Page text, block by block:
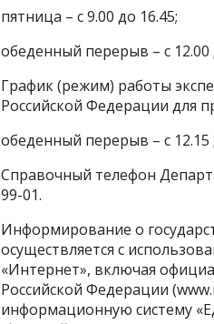
пятница – с 9.00 до 16.45;
обеденный перерыв – с 12.00
График (режим) работы
Российской Федерации для
обеденный перерыв – с 12.15
Справочный телефон
99-01.
Информирование о
осуществляется с
«Интернет», включая
Российской Федерации
информационную систему